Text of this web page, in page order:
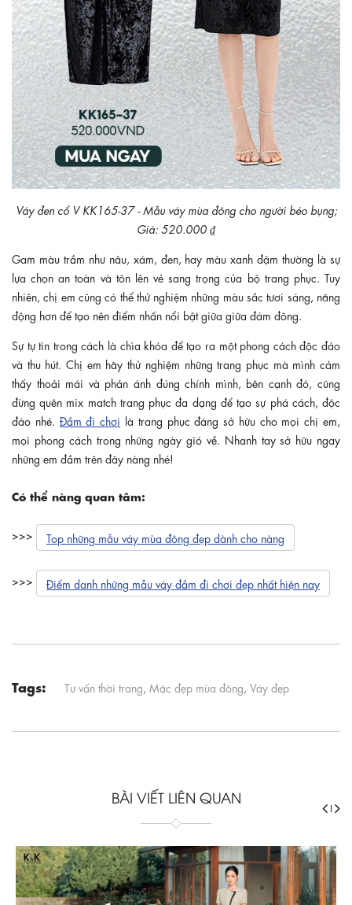
Váy đen cổ V KK165-37 - Mẫu váy mùa đông cho người béo bụng;
Giá: 520.000 ₫
Gam màu trầm như nâu, xám, đen, hay màu xanh đậm thường là sự
lựa chọn an toàn và tôn lên vẻ sang trọng của bộ trang phục. Tuy
nhiên, chị em cũng có thể thử nghiệm những màu sắc tươi sáng, năng
động hơn để tạo nên điểm nhấn nổi bật giữa giữa đám đông.
Sự tự tin trong cách là chìa khóa để tạo ra một phong cách độc đáo
và thu hút. Chị em hãy thử nghiệm những trang phục mà mình cảm
thấy thoải mái và phản ánh đúng chính mình, bên cạnh đó, cũng
đừng quên mix match trang phục đa dạng để tạo sự phá cách, độc
đáo nhé. Đầm đi chơi là trang phục đáng sở hữu cho mọi chị em,
mọi phong cách trong những ngày gió về. Nhanh tay sở hữu ngay
những em đầm trên đây nàng nhé!
Có thể nàng quan tâm:
>>> Top những mẫu váy mùa đông đẹp dành cho nàng
>>> Điểm danh những mẫu váy đầm đi chơi đẹp nhất hiện nay
Tags: Tư vấn thời trang Mặc đẹp mùa đông Váy đẹp
BÀI VIẾT LIÊN QUAN